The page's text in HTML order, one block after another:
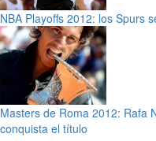
NBA Playoffs 2012: los Spurs
Masters de Roma 2012: Rafa
conquista el título